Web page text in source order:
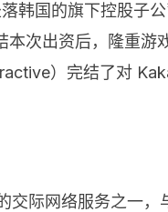
韩国的旗下控股子
本次出资后，隆重
）完结了对
交际网络服务之一